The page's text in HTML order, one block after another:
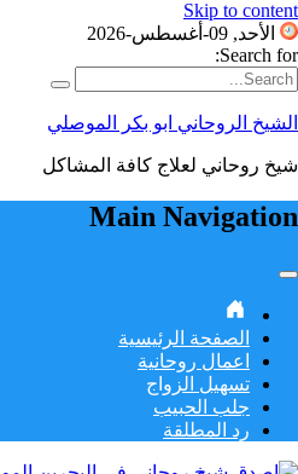
Skip to content
الأحد, 09-أغسطس-2026
Search for:
الشيخ الروحاني ابو بكر الموصلي
شيخ روحاني لعلاج كافة المشاكل
Main Navigation
الصفحة الرئيسية
اعمال روحانية
تسهيل الزواج
جلب الحبيب
رد المطلقة